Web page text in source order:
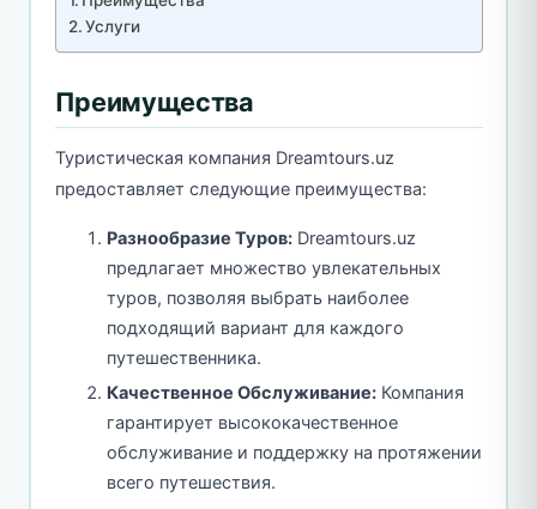
Услуги
Преимущества
Туристическая компания Dreamtours.uz
предоставляет следующие преимущества:
Разнообразие Туров: Dreamtours.uz
предлагает множество увлекательных
туров, позволяя выбрать наиболее
подходящий вариант для каждого
путешественника.
Качественное Обслуживание: Компания
гарантирует высококачественное
обслуживание и поддержку на протяжении
всего путешествия.